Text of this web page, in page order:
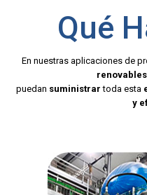
Qué
En nuestras aplicaciones de
renovables
puedan suministrar toda esta
y